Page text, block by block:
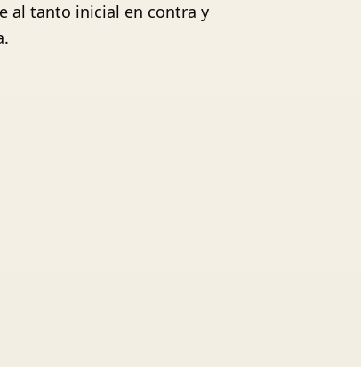
al tanto inicial en contra y